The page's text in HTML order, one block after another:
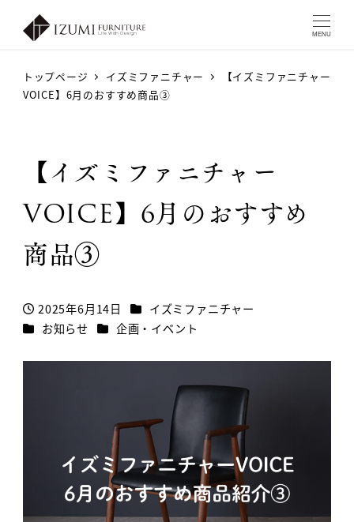
MENU
トップページ イズミファニチャー
【イズミファニチャー
VOICE】6月のおすすめ商品③
【イズミファニチャー
VOICE】6月のおすすめ
商品③
投稿日
2025年6月14日 カテゴリー
イズミファニチャー
カテゴリー
お知らせ カテゴリー
企画・イベント